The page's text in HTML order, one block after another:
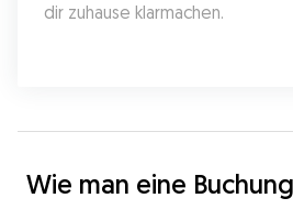
dir zuhause klarmachen.
Wie man eine